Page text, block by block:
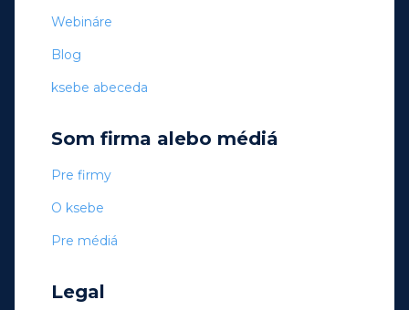
Webináre
Blog
ksebe abeceda
Som firma alebo médiá
Pre firmy
O ksebe
Pre médiá
Legal